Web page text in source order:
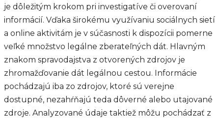
je dôležitým krokom pri investigatíve či overovaní
informácií. Vďaka širokému využívaniu sociálnych sietí
a online aktivitám je v súčasnosti k dispozícii pomerne
veľké množstvo legálne zberateľných dát. Hlavným
znakom spravodajstva z otvorených zdrojov je
zhromažďovanie dát legálnou cestou. Informácie
pochádzajú iba zo zdrojov, ktoré sú verejne
dostupné, nezahŕňajú teda dôverné alebo utajované
zdroje. Analyzované údaje taktiež môžu pochádzať z